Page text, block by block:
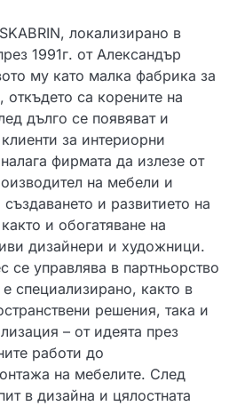
локализирано в
1991г. от Александър
му като малка фабрика за
са корените на
дълго се появяват и
за интериорни
фирмата да излезе от
на мебели и
и развитието на
и обогатяване на
дизайнери и художници.
се управлява в партньорство
специализирано, както в
решения, така и
– от идеята през
работи до
на мебелите. След
в дизайна и цялостната